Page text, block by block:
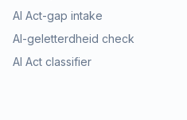
AI Act-gap intake
AI-geletterdheid check
AI Act classifier